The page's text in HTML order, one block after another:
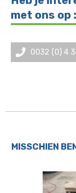
met ons op :
0032 (0) 4
MISSCHIEN